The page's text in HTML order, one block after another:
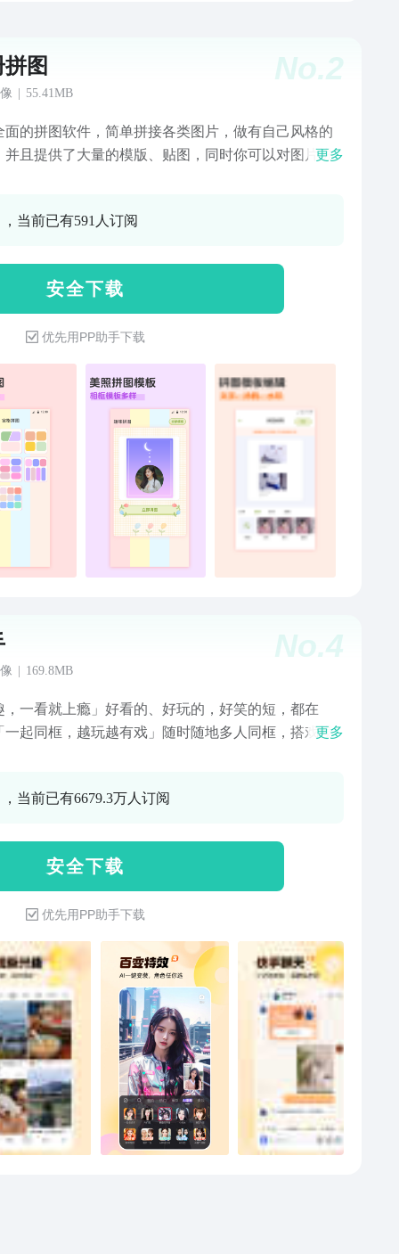
No.2
图
55.41MB
面的拼图软件，简单拼接各类图片，做有自己风格的
并且提供了大量的模版、贴图，同时你可以对图片进
以帮你轻松抠图切·换背景，并实现图片人像合成，随
的P图软件，轻松实现抠图效果。海量模板、支持编辑
作，电商海报、营销长图、电商banner、店铺首页、公
面、名片、新媒体配图、餐饮美食营销图等，满足您
景的设计需求。【海报拼图】提供各种精美的主题海
，主题涵盖生活、旅行、爱情、美食、宝宝等丰富的
景。精彩的图片组合、精致的照片装饰、酷炫的海报
轻轻松松制作出有故事、有格调的美图大片。【多图
布局多样，视觉体验极强。模板皆由专业设计师设计
品质有保障！文字编辑字体多样，随时可获得满意设
！【无缝拼图】简约而不简单的无缝拼图，有你爱不
各种经典照片排版，也有你满心期待的花式创意排
轻松松衔接你的照片图集，简简单单合成你的专属图
【趣味水印】随意添加你所需要的水印，记录美好的
。
更多
当前已有591人订阅
安 全 下 载
优先用PP助手下载
No.4
169.8MB
，一看就上瘾」好看的、好玩的，好笑的短，都在
一起同框，越玩越有戏」随时随地多人同框，搭戏模
脑洞大、才艺多，有绝活，给你大舞台。「美颜滤
更多
当前已有6679.3万人订阅
安 全 下 载
优先用PP助手下载